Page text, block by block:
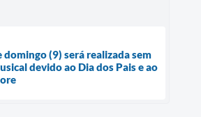
domingo (9) será realizada sem
devido ao Dia dos Pais e ao